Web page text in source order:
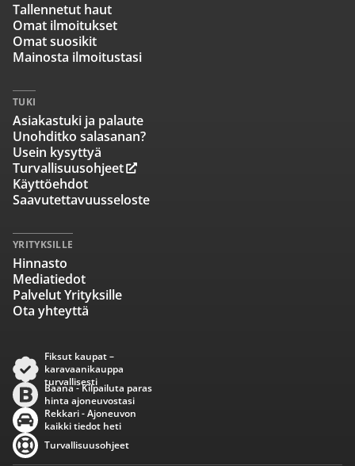
Tallennetut haut
Omat ilmoitukset
Omat suosikit
Mainosta ilmoitustasi
TUKI
Asiakastuki ja palaute
Unohditko salasanan?
Usein kysyttyä
Turvallisuusohjeet
Käyttöehdot
Saavutettavuusseloste
YRITYKSILLE
Hinnasto
Mediatiedot
Palvelut Yrityksille
Ota yhteyttä
Fiksut kaupat –
karavaanikauppa
turvallisesti
Baana - Kilpailuta paras
hinta ajoneuvostasi
Rekkari - Ajoneuvon
kaikki tiedot heti
Turvallisuusohjeet